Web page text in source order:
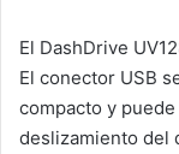
El DashDrive
El conector USB
compacto y
deslizamiento del